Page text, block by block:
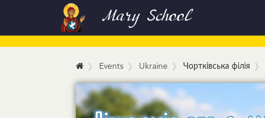
Mary School
Events Ukraine Чортківська філія